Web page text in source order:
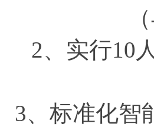
2、实行10
3、标准化智